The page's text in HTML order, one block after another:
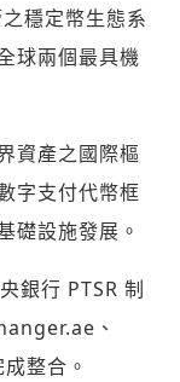
穩定幣生態系
球兩個最具機
資產之國際樞
字支付代幣框
礎設施發展。
銀行 PTSR 制
、
整合。